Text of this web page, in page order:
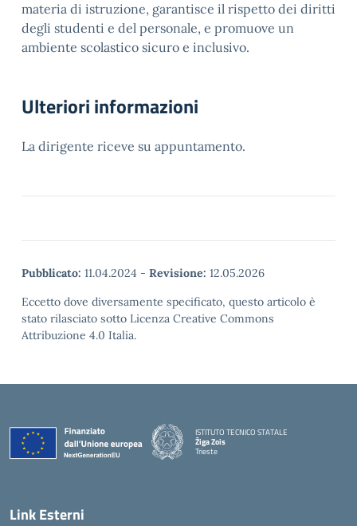
materia di istruzione, garantisce il rispetto dei diritti
degli studenti e del personale, e promuove un
ambiente scolastico sicuro e inclusivo.
Ulteriori informazioni
La dirigente riceve su appuntamento.
Pubblicato: 11.04.2024 - Revisione: 12.05.2026
Eccetto dove diversamente specificato, questo articolo è
stato rilasciato sotto Licenza Creative Commons
Attribuzione 4.0 Italia.
ISTITUTO TECNICO STATALE
Žiga Zois
Trieste
Link Esterni